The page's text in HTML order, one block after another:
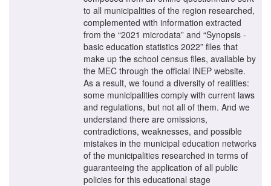
to all municipalities of the region researched,
complemented with information extracted
from the “2021 microdata” and “Synopsis -
basic education statistics 2022” files that
make up the school census files, available by
the MEC through the official INEP website.
As a result, we found a diversity of realities:
some municipalities comply with current laws
and regulations, but not all of them. And we
understand there are omissions,
contradictions, weaknesses, and possible
mistakes in the municipal education networks
of the municipalities researched in terms of
guaranteeing the application of all public
policies for this educational stage